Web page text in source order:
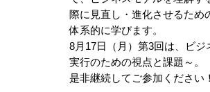
際に見直し・進化させるため
体系的に学びます。
8月17日（月）第3回は、ビジ
実行のための視点と課題～。
是非継続してご参加ください！